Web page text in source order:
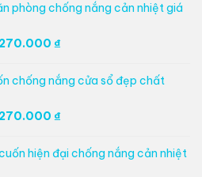
phòng chống nắng cản nhiệt giá
Giá
350.000 ₫.
270.000 ₫Giá
tại
là:
270.000 ₫.
chống nắng cửa sổ đẹp chất
Giá
là:
350.000 ₫.
270.000 ₫Giá
tại
là:
hiện đại chống nắng cản nhiệt